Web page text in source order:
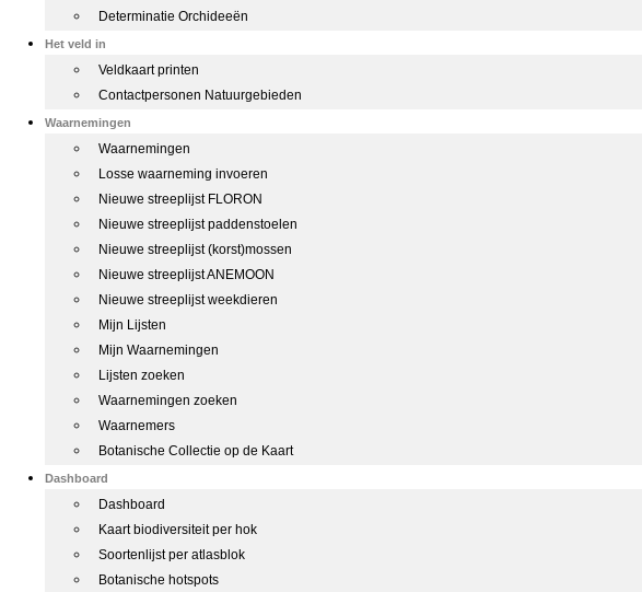
Determinatie Orchideeën
Het veld in
Veldkaart printen
Contactpersonen Natuurgebieden
Waarnemingen
Waarnemingen
Losse waarneming invoeren
Nieuwe streeplijst FLORON
Nieuwe streeplijst paddenstoelen
Nieuwe streeplijst (korst)mossen
Nieuwe streeplijst ANEMOON
Nieuwe streeplijst weekdieren
Mijn Lijsten
Mijn Waarnemingen
Lijsten zoeken
Waarnemingen zoeken
Waarnemers
Botanische Collectie op de Kaart
Dashboard
Dashboard
Kaart biodiversiteit per hok
Soortenlijst per atlasblok
Botanische hotspots